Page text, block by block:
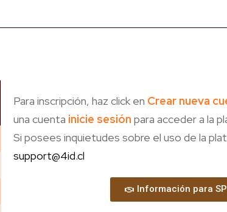
Para inscripción, haz click en Crear nueva
una cuenta inicie sesión para acceder a la
Si posees inquietudes sobre el uso de la
support@4id.cl
Información para